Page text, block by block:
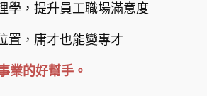
學，提升員工職場滿意度
置，庸才也能變專才
業的好幫手。